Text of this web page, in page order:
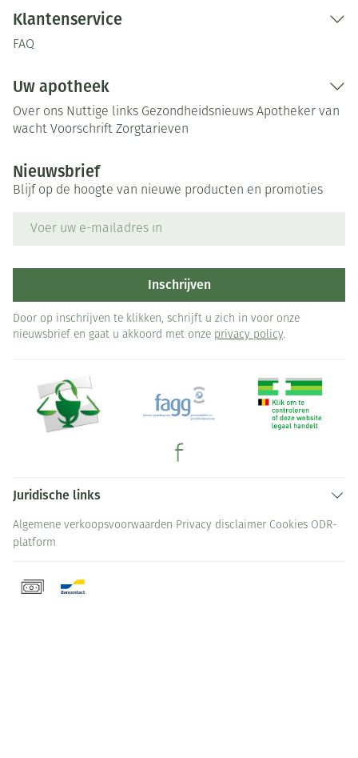
Klantenservice
FAQ
Uw apotheek
Over ons Nuttige links Gezondheidsnieuws Apotheker van
wacht Voorschrift Zorgtarieven
Nieuwsbrief
Blijf op de hoogte van nieuwe producten en promoties
Inschrijven
Door op inschrijven te klikken, schrijft u zich in voor onze
nieuwsbrief en gaat u akkoord met onze privacy policy.
Juridische links
Algemene verkoopsvoorwaarden Privacy disclaimer Cookies ODR-
platform